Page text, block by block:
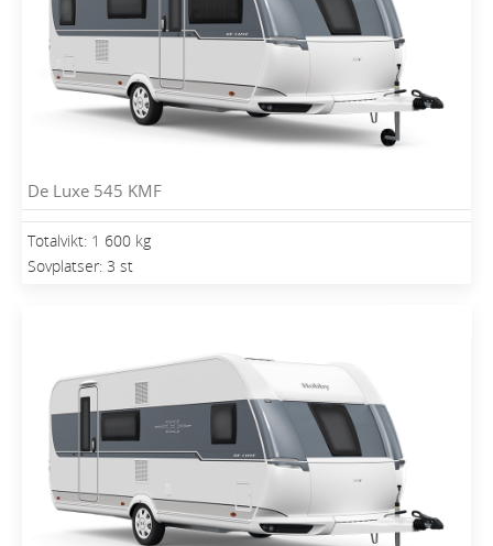
De Luxe 545 KMF
Totalvikt: 1 600 kg
Sovplatser: 3 st